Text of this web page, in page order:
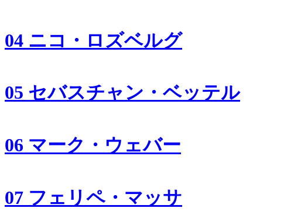
04 ニコ・ロズベルグ
05 セバスチャン・ベッテル
06 マーク・ウェバー
07 フェリペ・マッサ